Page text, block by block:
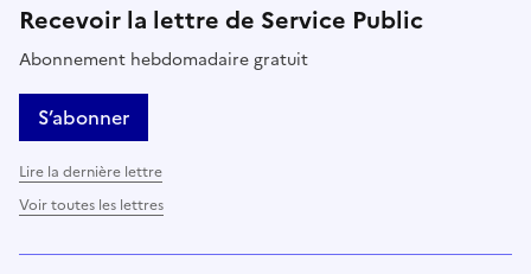
Recevoir la lettre de Service Public
Abonnement hebdomadaire gratuit
S’abonner
Lire la dernière lettre
Voir toutes les lettres